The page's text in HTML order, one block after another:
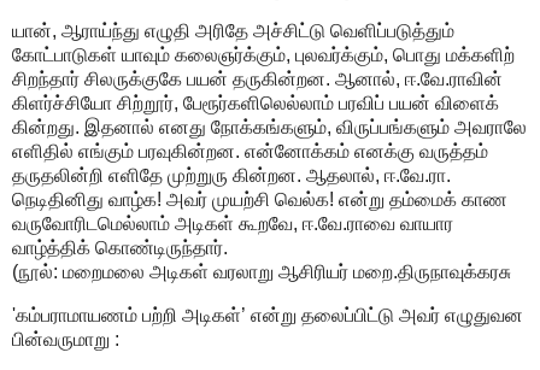
யான், ஆராய்ந்து எழுதி அரிதே அச்சிட்டு வெளிப்படுத்தும்
கோட்பாடுகள் யாவும் கலைஞர்க்கும், புலவர்க்கும், பொது மக்களிற்
சிறந்தார் சிலருக்குகே பயன் தருகின்றன. ஆனால், ஈ.வே.ராவின்
கிளர்ச்சியோ சிற்றூர், பேரூர்களிலெல்லாம் பரவிப் பயன் விளைக்
கின்றது. இதனால் எனது நோக்கங்களும், விருப்பங்களும் அவராலே
எளிதில் எங்கும் பரவுகின்றன. என்னோக்கம் எனக்கு வருத்தம்
தருதலின்றி எளிதே முற்றுரு கின்றன. ஆதலால், ஈ.வே.ரா.
நெடிதினிது வாழ்க! அவர் முயற்சி வெல்க! என்று தம்மைக் காண
வருவோரிடமெல்லாம் அடிகள் கூறவே, ஈ.வே.ராவை வாயார
வாழ்த்திக் கொண்டிருந்தார்.
(நூல்: மறைமலை அடிகள் வரலாறு ஆசிரியர் மறை.திருநாவுக்கரசு
'கம்பராமாயணம் பற்றி அடிகள்’ என்று தலைப்பிட்டு அவர் எழுதுவன
பின்வருமாறு :